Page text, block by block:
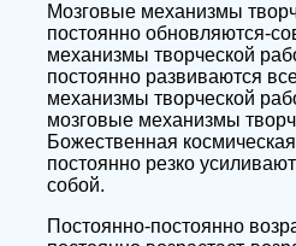
Мозговые механизмы
постоянно обновляются-
механизмы творческой
постоянно развиваются
механизмы творческой
мозговые механизмы
Божественная
постоянно резко
собой.
Постоянно-постоянно